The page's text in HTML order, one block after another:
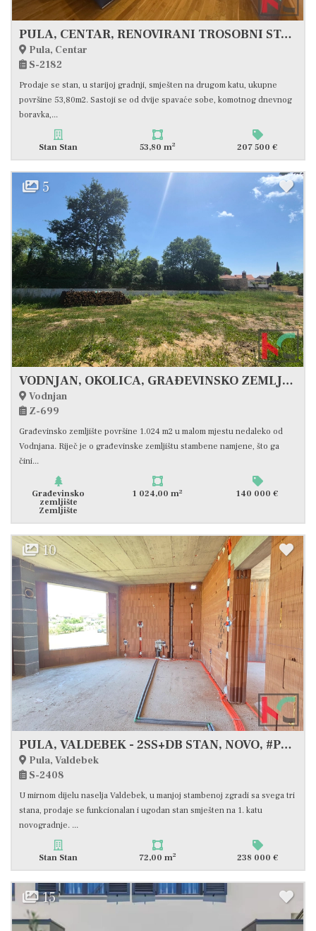
PULA, CENTAR, RENOVIRANI TROSOBNI STAN #PRODAJA
Pula, Centar
S-2182
Prodaje se stan, u starijoj gradnji, smješten na drugom katu, ukupne
površine 53,80m2. Sastoji se od dvije spavaće sobe, komotnog dnevnog
boravka,...
Stan Stan 53,80 m2 207 500 €
5
VODNJAN, OKOLICA, GRAĐEVINSKO ZEMLJIŠTE 1024 m2 #PRODAJA
Vodnjan
Z-699
Građevinsko zemljište površine 1.024 m2 u malom mjestu nedaleko od
Vodnjana. Riječ je o građevinske zemljištu stambene namjene, što ga
čini...
Građevinsko
zemljište
Zemljište
1 024,00 m2 140 000 €
10
PULA, VALDEBEK - 2SS+DB STAN, NOVO, #PRODAJA
Pula, Valdebek
S-2408
U mirnom dijelu naselja Valdebek, u manjoj stambenoj zgradi sa svega tri
stana, prodaje se funkcionalan i ugodan stan smješten na 1. katu
novogradnje. ...
Stan Stan 72,00 m2 238 000 €
15